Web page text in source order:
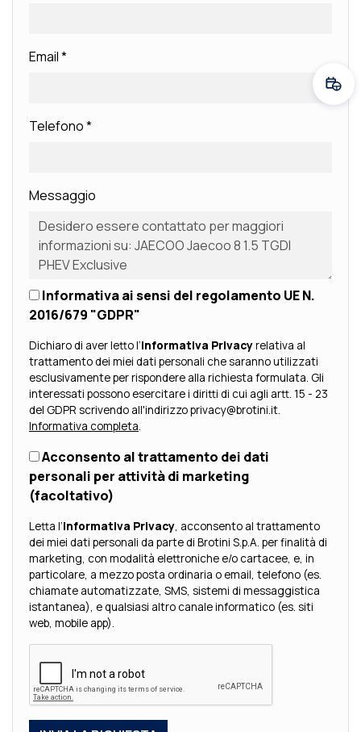
Email*
Telefono*
Messaggio
Informativa ai sensi del regolamento UE N.
2016/679 "GDPR"
Dichiaro di aver letto l’Informativa Privacyrelativa al
trattamento dei miei dati personali che saranno utilizzati
esclusivamente per rispondere alla richiesta formulata. Gli
interessati possono esercitare i diritti di cui agli artt. 15 - 23
del GDPR scrivendo all'indirizzo privacy@brotini.it.
Informativa completa.
Acconsento al trattamento dei dati
personali per attività di marketing
(facoltativo)
Letta l’Informativa Privacy, acconsento al trattamento
dei miei dati personali da parte di Brotini S.p.A. per finalità di
marketing, con modalità elettroniche e/o cartacee, e, in
particolare, a mezzo posta ordinaria o email, telefono (es.
chiamate automatizzate, SMS, sistemi di messaggistica
istantanea), e qualsiasi altro canale informatico (es. siti
web, mobile app).